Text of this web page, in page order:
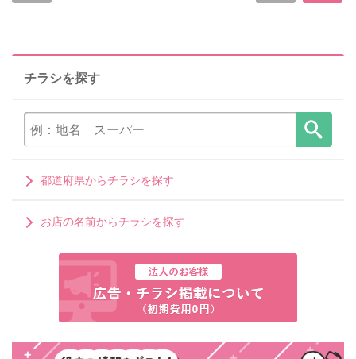
チラシを探す
都道府県からチラシを探す
お店の名前からチラシを探す